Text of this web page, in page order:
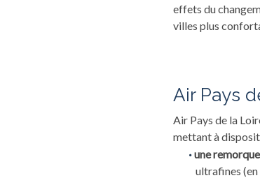
effets du
villes plus
Air
Air Pays de la
mettant à
une
ultrafines